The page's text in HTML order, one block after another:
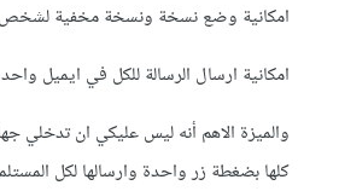
امكانية وضع نسخة ونسخة مخفية لشخص
امكانية ارسال الرسالة للكل في ايميل
والميزة الاهم أنه ليس عليكي ان تدخلي
كلها بضغطة زر واحدة وارسالها لكل